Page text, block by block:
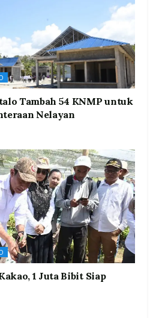
Tambah 54 KNMP untuk
Nelayan
1 Juta Bibit Siap